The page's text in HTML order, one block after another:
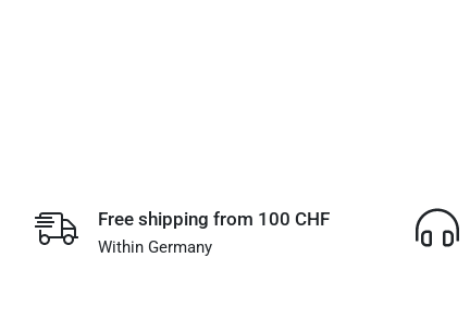
Free shipping from 100 CHF
Within Germany